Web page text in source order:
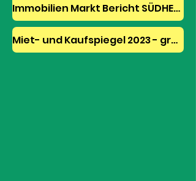
Immobilien Markt Bericht SÜDHESSEN 2023
Miet- und Kaufspiegel 2023 - große Städte DE